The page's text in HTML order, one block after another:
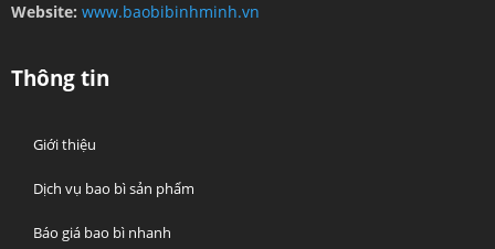
Website: www.baobibinhminh.vn
Thông tin
Giới thiệu
Dịch vụ bao bì sản phẩm
Báo giá bao bì nhanh